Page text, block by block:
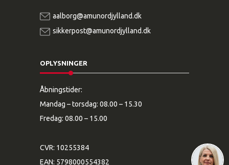
aalborg@amunordjylland.dk
sikkerpost@amunordjylland.dk
OPLYSNINGER
Åbningstider:
Mandag – torsdag: 08.00 – 15.30
Fredag: 08.00 – 15.00
CVR: 10255384
EAN: 5798000554382